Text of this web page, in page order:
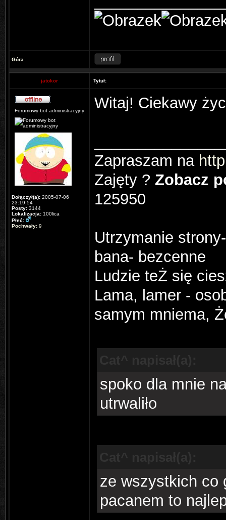
Góra
jatokor Tytuł:
Forumowy bot administracyjny
Dołączył(a): 2005-07-06
23:19:54
Posty: 3144
Lokalizacja: 100lica
Płeć:
Pochwały: 9
Witaj! Ciekawy
Zapraszam na
Zajęty ? Zobacz
125950
Utrzymanie
bana- bezcenne
Ludzie teŻ się
Lama, lamer -
samym mniema,
spoko dla mnie
utrwaliło
ze wszystkich co
pacanem to